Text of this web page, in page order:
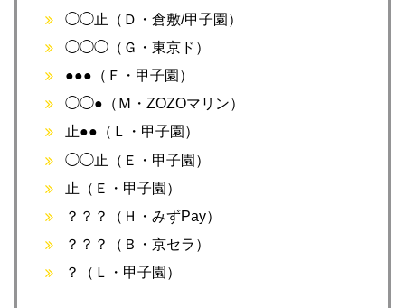
◯◯止（Ｄ・倉敷/甲子園）
◯◯◯（Ｇ・東京ド）
●●●（Ｆ・甲子園）
◯◯●（Ｍ・ZOZOマリン）
止●●（Ｌ・甲子園）
◯◯止（Ｅ・甲子園）
止（Ｅ・甲子園）
？？？（Ｈ・みずPay）
？？？（Ｂ・京セラ）
？（Ｌ・甲子園）